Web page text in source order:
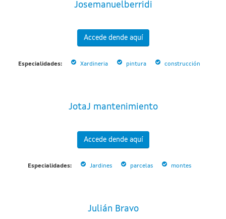
Josemanuelberridi
Accede dende aquí
Especialidades: Xardineria pintura construcción
JotaJ mantenimiento
Accede dende aquí
Especialidades: Jardines parcelas montes
Julián Bravo